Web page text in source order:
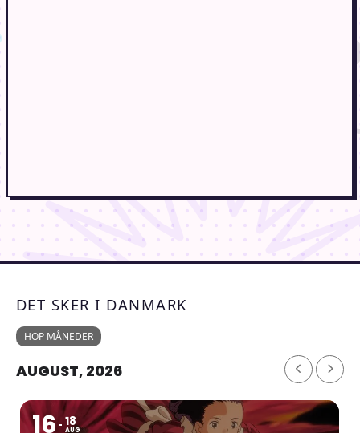
DET SKER I DANMARK
HOP MÅNEDER
AUGUST, 2026
16 18
AUG